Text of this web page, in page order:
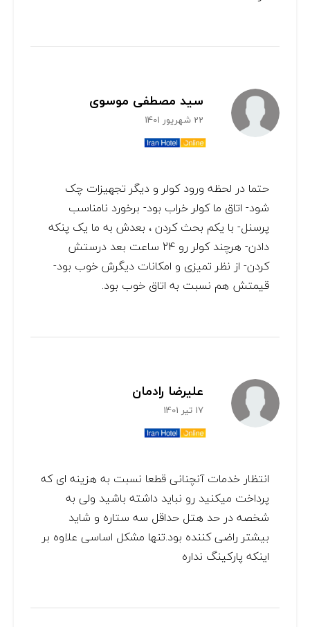
سید مصطفی موسوی
22 شهریور 1401
حتما در لحظه ورود کولر و دیگر تجهیزات چک
شود- اتاق ما کولر خراب بود- برخورد نامناسب
پرسنل- با یکم بحث کردن ، بعدش به ما یک پنکه
دادن- هرچند کولر رو 24 ساعت بعد درستش
کردن- از نظر تمیزی و امکانات دیگرش خوب بود-
قیمتش هم نسبت به اتاق خوب بود.
علیرضا رادمان
17 تیر 1401
انتظار خدمات آنچنانی قطعا نسبت به هزینه ای که
پرداخت میکنید رو نباید داشته باشید ولی به
شخصه در حد هتل حداقل سه ستاره و شاید
بیشتر راضی کننده بود.تنها مشکل اساسی علاوه بر
اینکه پارکینگ نداره